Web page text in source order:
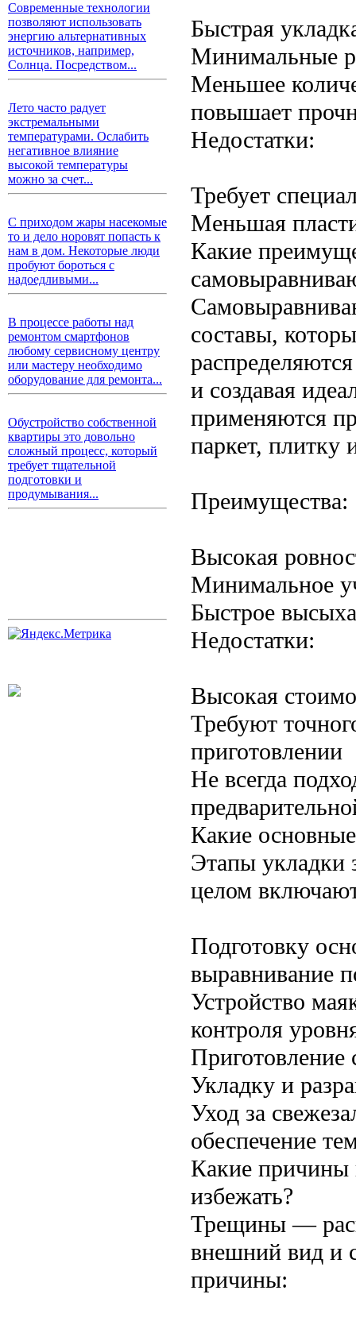
Современные технологии
позволяют использовать
энергию альтернативных
источников, например,
Солнца. Посредством...
Лето часто радует
экстремальными
температурами. Ослабить
негативное влияние
высокой температуры
можно за счет...
С приходом жары насекомые
то и дело норовят попасть к
нам в дом. Некоторые люди
пробуют бороться с
надоедливыми...
В процессе работы над
ремонтом смартфонов
любому сервисному центру
или мастеру необходимо
оборудование для ремонта...
Обустройство собственной
квартиры это довольно
сложный процесс, который
требует тщательной
подготовки и
продумывания...
Быстрая
Минимальные
Меньшее
повышает
Недостатки:
Требует
Меньшая
Какие
составы,
и создавая
применяются
паркет, плитку
Преимущества:
Высокая
Минимальное
Быстрое
Недостатки:
Высокая
Требуют
приготовлении
Не всегда
Какие
Этапы укладки
целом
Подготовку
выравнивание
Устройство
контроля
Приготовление
Укладку и
Уход за
обеспечение
Какие причины
избежать?
Трещины —
внешний вид и
причины: